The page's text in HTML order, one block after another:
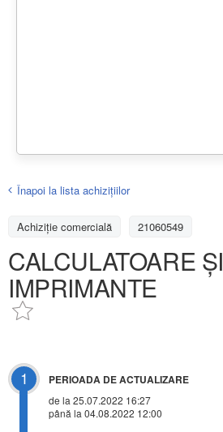
Înapoi la lista achiziţiilor
Achizițiе comercială 21060549
CALCULATOARE ȘI
IMPRIMANTE
1 PERIOADA DE ACTUALIZARE
de la 25.07.2022 16:27
până la 04.08.2022 12:00